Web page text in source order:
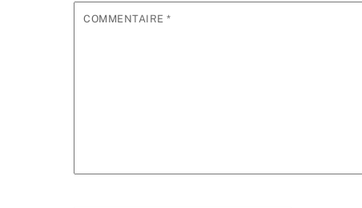
COMMENTAIRE*